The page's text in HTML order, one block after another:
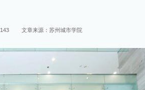
143 文章来源：苏州城市学院